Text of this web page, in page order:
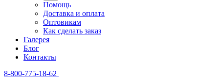
Помощь
Доставка и оплата
Оптовикам
Как сделать заказ
Галерея
Блог
Контакты
8-800-775-18-62